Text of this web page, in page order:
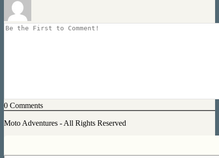
0 Comments
Moto Adventures - All Rights Reserved